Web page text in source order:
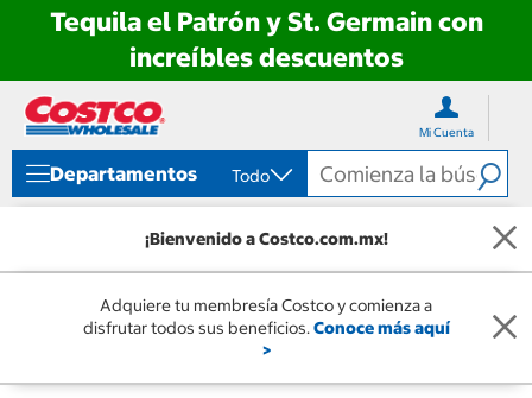
Tequila el Patrón y St. Germain con
increíbles descuentos
directo
contenido
directo
menú
navegación
Mi Cuenta
Departamentos Todo
¡Bienvenido a Costco.com.mx!
Adquiere tu membresía Costco y comienza a
disfrutar todos sus beneficios.Conoce más aquí
>